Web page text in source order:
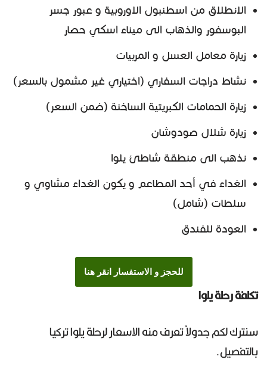
الانطلاق من اسطنبول الاوروبية و عبور جسر
البوسفور والذهاب الى ميناء اسكي حصار
زيارة معامل العسل و المربيات
نشاط دراجات السفاري (اختياري غير مشمول بالسعر)
زيارة الحمامات الكبريتية الساخنة (ضمن السعر)
زيارة شلال صودوشان
نذهب الى منطقة شاطئ يلوا
الغداء في أحد المطاعم و يكون الغداء مشاوي و
سلطات (شامل)
العودة للفندق
للحجز و الاستفسار انقر هنا
تكلفة رحلة يلوا
سنترك لكم جدولاً تعرف منه الاسعار لرحلة يلوا تركيا
بالتفصيل.